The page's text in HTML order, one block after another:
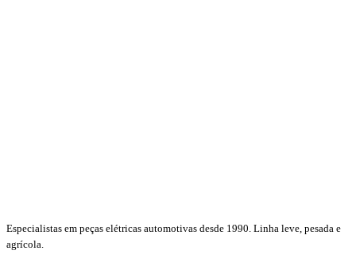
Especialistas em peças elétricas automotivas desde 1990. Linha leve, pesada e
agrícola.